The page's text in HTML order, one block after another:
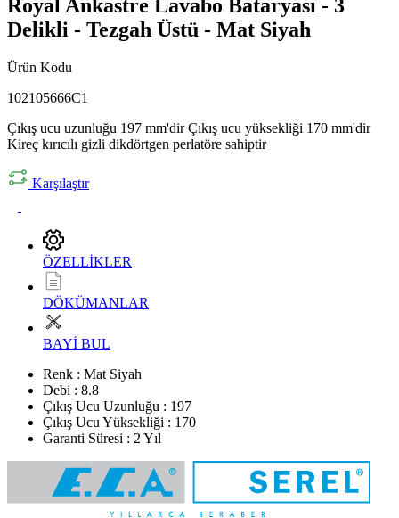
Royal Ankastre Lavabo Bataryası - 3
Delikli - Tezgah Üstü - Mat Siyah
Ürün Kodu
102105666C1
Çıkış ucu uzunluğu 197 mm'dir Çıkış ucu yüksekliği 170 mm'dir
Kireç kırıcılı gizli dikdörtgen perlatöre sahiptir
Karşılaştır
ÖZELLİKLER
DÖKÜMANLAR
BAYİ BUL
Renk : Mat Siyah
Debi : 8.8
Çıkış Ucu Uzunluğu : 197
Çıkış Ucu Yüksekliği : 170
Garanti Süresi : 2 Yıl